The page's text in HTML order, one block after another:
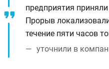
предприятия
Прорыв
течение пяти часов
уточнили в